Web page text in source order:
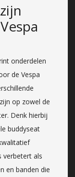
onderdelen
de Vespa
op zowel de
Denk hierbij
buddyseat
verbetert als
en banden die